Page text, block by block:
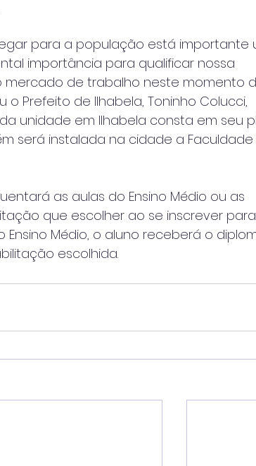
para a população está importante
importância para qualificar nossa
de trabalho neste momento
Prefeito de Ilhabela, Toninho Colucci,
unidade em Ilhabela consta em seu
será instalada na cidade a
as aulas do Ensino Médio ou as
que escolher ao se inscrever
Ensino Médio, o aluno receberá o
escolhida.